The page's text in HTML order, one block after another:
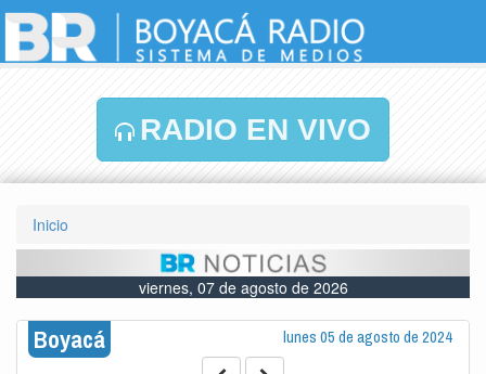
RADIO EN VIVO
Inicio
viernes, 07 de agosto de 2026
Boyacá lunes 05 de agosto de 2024